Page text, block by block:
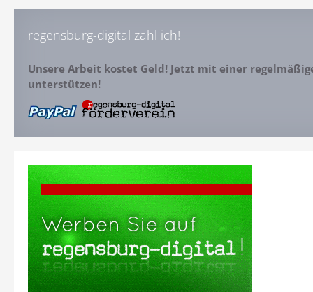
regensburg-digital zahl ich!
Unsere Arbeit kostet Geld! Jetzt mit einer
unterstützen!